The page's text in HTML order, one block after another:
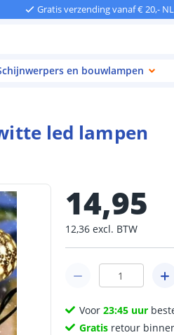
Gratis verzending vanaf € 20,-
en bouwlampen
led lampen
14,95
12,36 excl. BTW
Voor23:45 uur
Gratis retour